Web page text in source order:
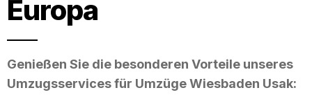
Europa
Genießen Sie die besonderen Vorteile unseres
Umzugsservices für Umzüge Wiesbaden Usak: